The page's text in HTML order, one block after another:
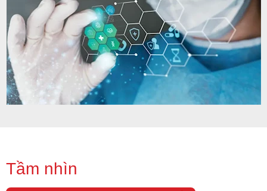
Tầm nhìn